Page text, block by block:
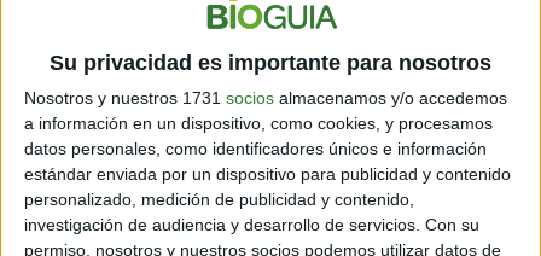
Su privacidad es importante para nosotros
Nosotros y nuestros 1731 socios almacenamos y/o accedemos
a información en un dispositivo, como cookies, y procesamos
datos personales, como identificadores únicos e información
estándar enviada por un dispositivo para publicidad y contenido
personalizado, medición de publicidad y contenido,
investigación de audiencia y desarrollo de servicios. Con su
permiso, nosotros y nuestros socios podemos utilizar datos de
Varios países están actuando, pero necesitamos ser
Te puede interesar:Educar a las infancias partiendo
de la empatía por los animales y el bienestar del
planeta